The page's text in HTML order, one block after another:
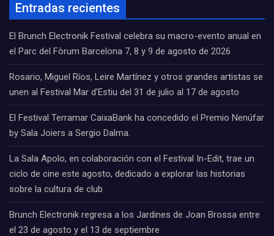
Entradas recientes
El Brunch Electronik Festival celebra su macro-evento anual en
el Parc del Fòrum Barcelona 7, 8 y 9 de agosto de 2026
Rosario, Miguel Ríos, Leire Martínez y otros grandes artistas se
unen al Festival Mar d’Estiu del 31 de julio al 17 de agosto
El Festival Terramar CaixaBank ha concedido el Premio Nenúfar
by Sala Joiers a Sergio Dalma.
La Sala Apolo, en colaboración con el Festival In-Edit, trae un
ciclo de cine este agosto, dedicado a explorar las historias
sobre la cultura de club
Brunch Electronik regresa a los Jardines de Joan Brossa entre
el 23 de agosto y el 13 de septiembre